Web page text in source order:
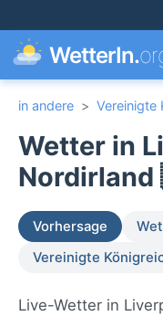
WetterIn.
in andere > Vereinigte
Wetter in
Vorhersage
Vereinigte
Live-Wetter in